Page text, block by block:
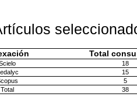
Total
18
15
5
Total
38